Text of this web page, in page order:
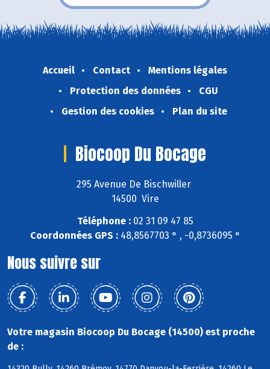
Accueil Contact
Mentions légales
Protection des données
CGU
Gestion des cookies
Plan du site
Biocoop Du Bocage
295 Avenue De Bischwiller
14500 Vire
Téléphone :02 31 09 47 85
Coordonnées GPS :48,8567703 ° , -0,8736095 °
Nous suivre sur
Votre magasin Biocoop Du Bocage (14500) est proche
de :